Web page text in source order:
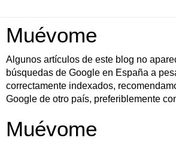
Muévome
Algunos artículos de este blog no
búsquedas de Google en España a
correctamente indexados,
Google de otro país, preferiblemente
Muévome